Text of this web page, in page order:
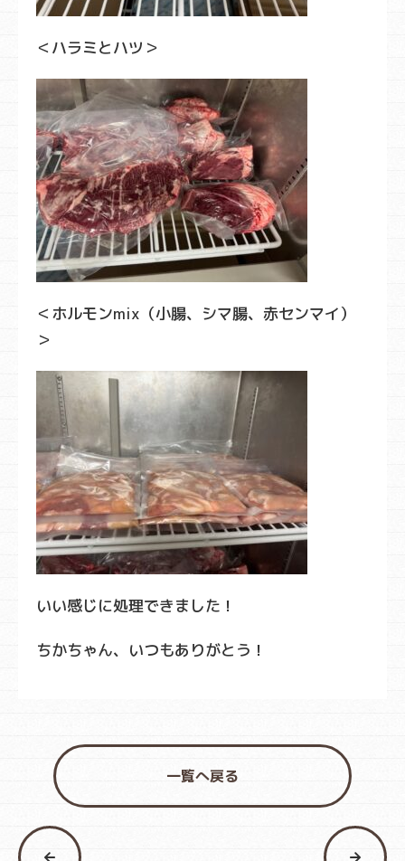
＜ハラミとハツ＞
＜ホルモンmix（小腸、シマ腸、赤センマイ）
＞
いい感じに処理できました！
ちかちゃん、いつもありがとう！
一覧へ戻る